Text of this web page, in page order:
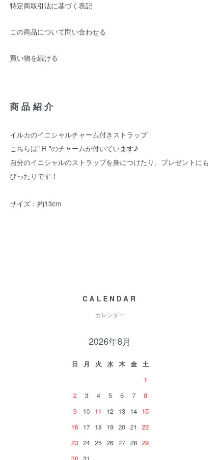
特定商取引法に基づく表記
この商品について問い合わせる
買い物を続ける
商品紹介
イルカのイニシャルチャーム付きストラップ
こちらは" R "のチャームが付いています♪
自分のイニシャルのストラップを身につけたり、プレゼントにも
ぴったりです！
サイズ：約13cm
CALENDAR
カレンダー
2026年8月
日 月 火 水 木 金
土
1
2
3 4 5 6 7
8
9
10 11 12 13 14 15
16 17 18 19 20 21
22
23 24 25 26 27 28 29